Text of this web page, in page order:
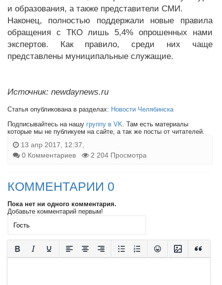
и образования, а также представители СМИ.
Наконец, полностью поддержали новые правила
обращения с ТКО лишь 5,4% опрошенных нами
экспертов. Как правило, среди них чаще
представлены муниципальные служащие.
Источник: newdaynews.ru
Статья опубликована в разделах: Новости Челябинска
Подписывайтесь на нашу группу в VK. Там есть материалы
которые мы не публикуем на сайте, а так же посты от читателей.
13 апр 2017, 12:37,
0 Комментариев
2 204 Просмотра
КОММЕНТАРИИ 0
Пока нет ни одного комментария.
Добавьте комментарий первым!